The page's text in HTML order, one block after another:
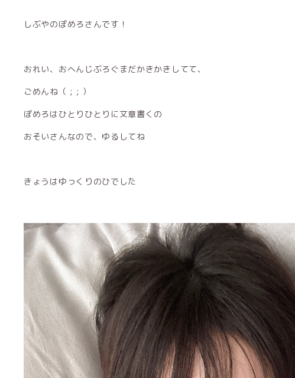
しぶやのぽめろさんです！
おれい、おへんじぶろぐまだかきかきしてて、
ごめんね（ ; ; ）
ぽめろはひとりひとりに文章書くの
おそいさんなので、ゆるしてね
きょうはゆっくりのひでした